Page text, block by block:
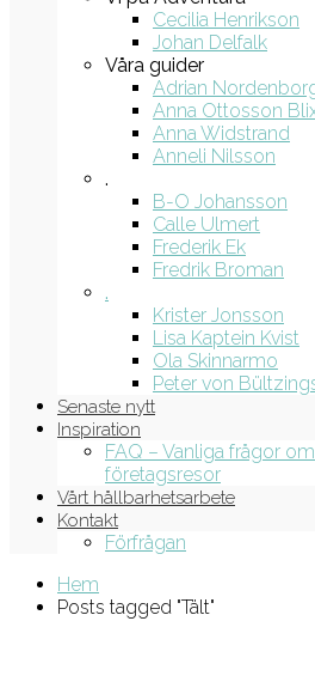
Cecilia Henrikson
Johan Delfalk
Våra guider
Adrian
Anna Ottosson
Anna Widstrand
Anneli Nilsson
.
B-O Johansson
Calle Ulmert
Frederik Ek
Fredrik Broman
.
Krister Jonsson
Lisa Kaptein Kvist
Ola Skinnarmo
Peter von
Senaste nytt
Inspiration
FAQ – Vanliga frågor
företagsresor
Vårt hållbarhetsarbete
Kontakt
Förfrågan
Hem
Posts tagged "Tält"